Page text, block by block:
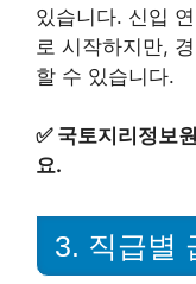
있습니다. 신입
로 시작하지만,
할 수 있습니다.
✅ 국토지리정보
요.
3. 직급별